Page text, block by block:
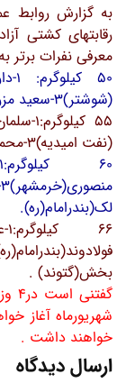
به گزارش روابط
معرفی نفرات برتر
(شوشتر)3-سعید مزرعه(سوسنگرد)بهنام سلیمانی(مسجدسلیمان) .
(نفت امیدیه)3-محمد خرمی نژاد(اندیمشک)مجتبی خرایی(اهواز).
لک(بندرامام(ره).
بخش(گتوند) .
خواهند داشت .
ارسال دیدگاه